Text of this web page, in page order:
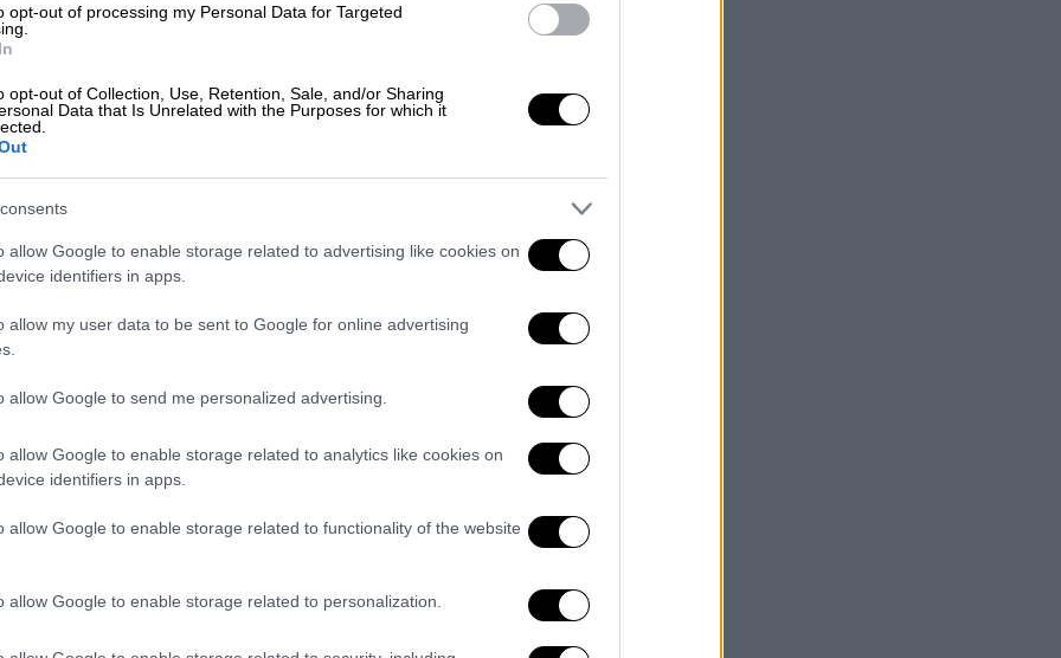
opt-out of processing my Personal Data for Targeted
opt-out of Collection, Use, Retention, Sale, and/or Sharing
Data that Is Unrelated with the Purposes for which it
allow Google to enable storage related to advertising like cookies on
identifiers in apps.
allow my user data to be sent to Google for online advertising
allow Google to send me personalized advertising.
allow Google to enable storage related to analytics like cookies on
identifiers in apps.
allow Google to enable storage related to functionality of the website
allow Google to enable storage related to personalization.